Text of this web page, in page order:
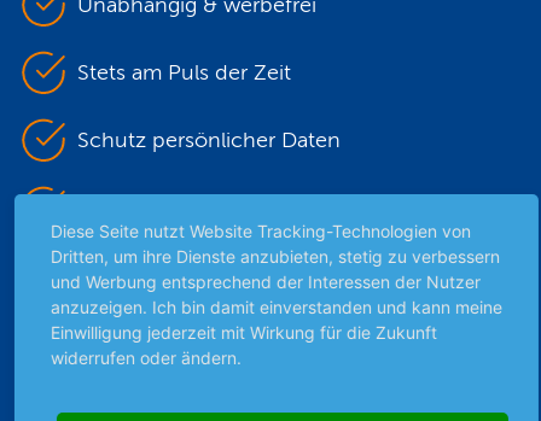
Unabhängig & werbefrei
Stets am Puls der Zeit
Schutz persönlicher Daten
Highlights
Börsengerüchte
Diese Seite nutzt Website Tracking-Technologien von
Dritten, um ihre Dienste anzubieten, stetig zu verbessern
und Werbung entsprechend der Interessen der Nutzer
anzuzeigen. Ich bin damit einverstanden und kann meine
Einwilligung jederzeit mit Wirkung für die Zukunft
widerrufen oder ändern.